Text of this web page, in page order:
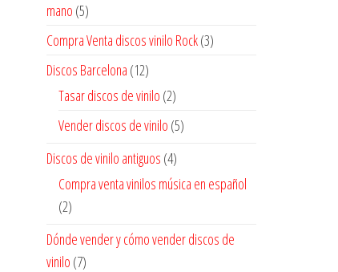
mano (5)
Compra Venta discos vinilo Rock(3)
Discos Barcelona (12)
Tasar discos de vinilo (2)
Vender discos de vinilo (5)
Discos de vinilo antiguos (4)
Compra venta vinilos música en español
(2)
Dónde vender y cómo vender discos de
vinilo (7)